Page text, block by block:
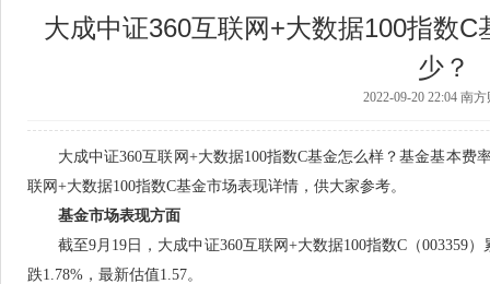
大成中证360互联网+大数据100指数
少？
2022-09-20 22:04 南
大成中证360互联网+大数据100指数C基金怎么样？基金基本费
联网+大数据100指数C基金市场表现详情，供大家参考。
基金市场表现方面
截至9月19日，大成中证360互联网+大数据100指数C（003359）
跌1.78%，最新估值1.57。